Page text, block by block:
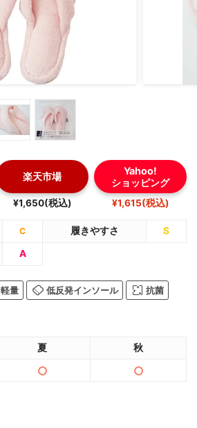
楽天市場
¥1,650(税込)
Yahoo!
ショッピング
¥1,615(税込)
C 履きやすさ S
A
軽量 低反発インソール 抗菌
夏 秋